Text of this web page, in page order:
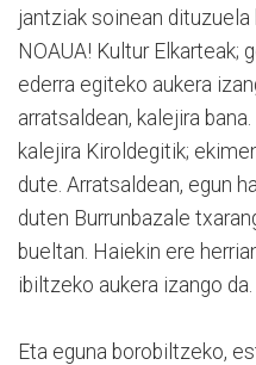
jantziak soinean
NOAUA! Kultur Elkarteak;
ederra egiteko aukera
arratsaldean, kalejira
kalejira Kiroldegitik;
dute. Arratsaldean, egun
duten Burrunbazale
bueltan. Haiekin ere
ibiltzeko aukera izango da.
Eta eguna borobiltzeko,